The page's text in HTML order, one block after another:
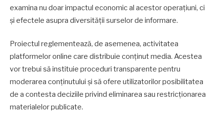
examina nu doar impactul economic al acestor operațiuni, ci
și efectele asupra diversității surselor de informare.
Proiectul reglementează, de asemenea, activitatea
platformelor online care distribuie conținut media. Acestea
vor trebui să instituie proceduri transparente pentru
moderarea conținutului și să ofere utilizatorilor posibilitatea
de a contesta deciziile privind eliminarea sau restricționarea
materialelor publicate.